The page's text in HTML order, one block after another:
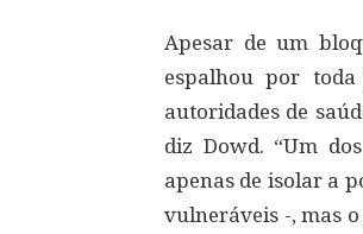
Apesar de um
espalhou por
autoridades de
diz Dowd. “Um
apenas de isolar a
vulneráveis ​​-, mas